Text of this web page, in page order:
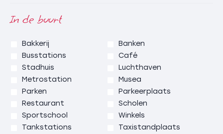
eigen parkeerplaats aanwezig en zijn er 7
parkeerplaatsen van de bouwnummers 1 t/m 14 en 16
wordt een carport boven de parkeerplaats
aangebracht, voorzien van een groendak.
Bergingen en fietsenstalling
Alle appartementen beschikken over een eigen berging
van minimaal 5 m² in de kelder van het bestaande
gebouw. Deze
In de buurt
Bakkerij
Banken
Busstations
Café
Stadhuis
Luchthaven
Metrostation
Musea
Parken
Parkeerplaats
Restaurant
Scholen
Sportschool
Winkels
Tankstations
Taxistandplaats